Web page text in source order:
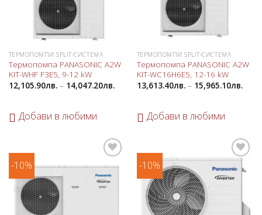
ТЕРМОПОМПИ SPLIT-СИСТЕМА
Термопомпа PANASONIC A2W
KIT-WHF F3E5, 9-12 kW
12,105.90лв.– 14,047.20лв.
Добави в любими
ТЕРМОПОМПИ SPLIT-СИСТЕМА
Термопомпа PANASONIC A2W
KIT-WC16H6E5, 12-16 kW
13,613.40лв.– 15,965.10лв.
Добави в любими
-10%
Добави
в
любими
-10%
Добави
в
любими